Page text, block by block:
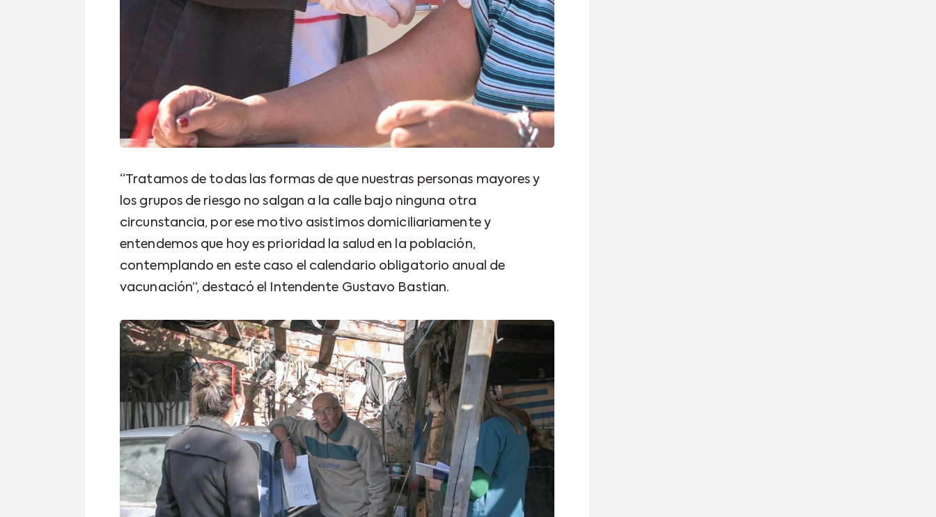
“Tratamos de todas las formas de que nuestras personas mayores y
los grupos de riesgo no salgan a la calle bajo ninguna otra
circunstancia, por ese motivo asistimos domiciliariamente y
entendemos que hoy es prioridad la salud en la población,
contemplando en este caso el calendario obligatorio anual de
vacunación”, destacó el Intendente Gustavo Bastian.